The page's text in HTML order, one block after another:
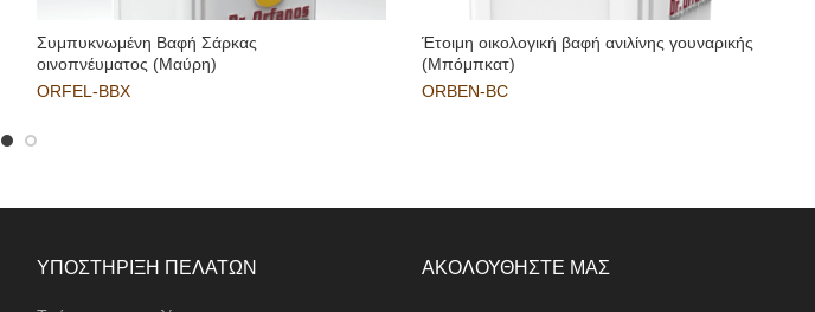
Συμπυκνωμένη Βαφή Σάρκας
οινοπνέυματος (Μαύρη)
ORFEL-BBX
Έτοιμη οικολογική βαφή ανιλίνης γουναρικής
(Μπόμπκατ)
ORBEN-BC
ΥΠΟΣΤΗΡΙΞΗ ΠΕΛΑΤΩΝ ΑΚΟΛΟΥΘΗΣΤΕ ΜΑΣ